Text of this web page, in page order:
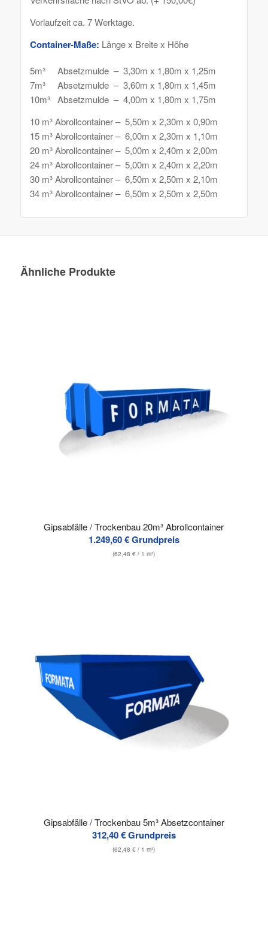
Vorlaufzeit ca. 7 Werktage.
Container-Maße: Länge x Breite x Höhe
5m³ Absetzmulde – 3,30m x 1,80m x 1,25m
7m³ Absetzmulde – 3,60m x 1,80m x 1,45m
10m³ Absetzmulde – 4,00m x 1,80m x 1,75m
10 m³ Abrollcontainer – 5,50m x 2,30m x 0,90m
15 m³ Abrollcontainer – 6,00m x 2,30m x 1,10m
20 m³ Abrollcontainer – 5,00m x 2,40m x 2,00m
24 m³ Abrollcontainer – 5,00m x 2,40m x 2,20m
30 m³ Abrollcontainer – 6,50m x 2,50m x 2,10m
34 m³ Abrollcontainer – 6,50m x 2,50m x 2,50m
Ähnliche Produkte
Gipsabfälle / Trockenbau 20m³ Abrollcontainer
1.249,60€Grundpreis
(62,48€ / 1 m³)
Gipsabfälle / Trockenbau 5m³ Absetzcontainer
312,40€Grundpreis
(62,48€ / 1 m³)